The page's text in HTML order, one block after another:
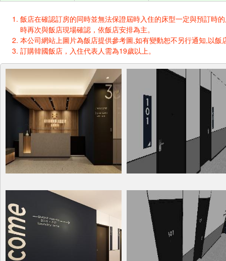
飯店在確認訂房的同時並無法保證屆時入住的床型一定與預訂時
時再次與飯店現場確認，依飯店安排為主。
本公司網站上圖片為飯店提供參考圖,如有變動恕不另行通知,以飯
訂購韓國飯店，入住代表人需為19歲以上。